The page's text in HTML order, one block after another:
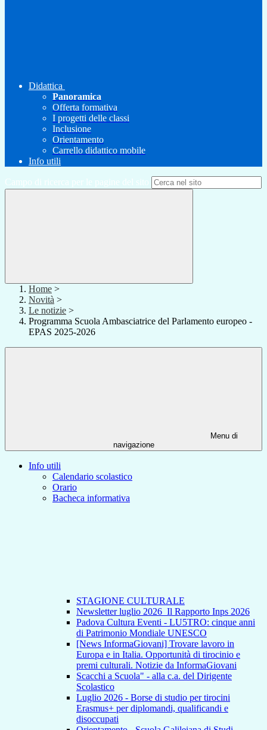
Didattica
Panoramica
Offerta formativa
I progetti delle classi
Inclusione
Orientamento
Carrello didattico mobile
Info utili
Campo di ricerca per le pagine del sito
Home >
Novità >
Le notizie >
Programma Scuola Ambasciatrice del Parlamento europeo -
EPAS 2025-2026
Menu di
navigazione
Info utili
Calendario scolastico
Orario
Bacheca informativa
STAGIONE CULTURALE
Newsletter luglio 2026_Il Rapporto Inps 2026
Padova Cultura Eventi - LU5TRO: cinque anni
di Patrimonio Mondiale UNESCO
[News InformaGiovani] Trovare lavoro in
Europa e in Italia. Opportunità di tirocinio e
premi culturali. Notizie da InformaGiovani
Scacchi a Scuola" - alla c.a. del Dirigente
Scolastico
Luglio 2026 - Borse di studio per tirocini
Erasmus+ per diplomandi, qualificandi e
disoccupati